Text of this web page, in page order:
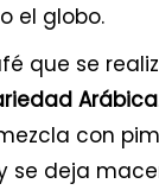
el globo.
que se
Arábica
con
se deja